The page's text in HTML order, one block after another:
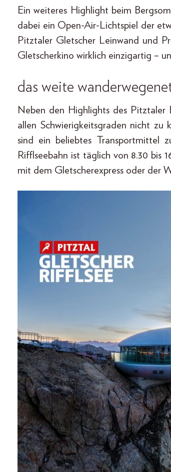
Ein weiteres Highlight beim
dabei ein Open-Air-Lichtspiel der
Pitztaler Gletscher Leinwand und
Gletscherkino wirklich einzigartig –
das weite
Neben den Highlights des Pitztaler
allen Schwierigkeitsgraden nicht zu
sind ein beliebtes Transportmittel
Rifflseebahn ist täglich von 8.30 bis
mit dem Gletscherexpress oder der